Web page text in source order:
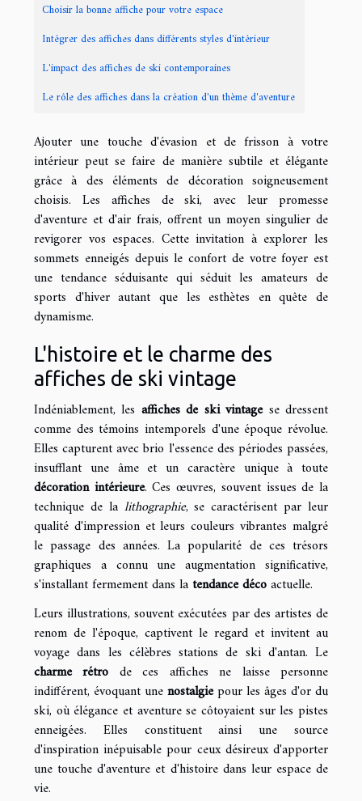
Choisir la bonne affiche pour votre espace
Intégrer des affiches dans différents styles d'intérieur
L'impact des affiches de ski contemporaines
Le rôle des affiches dans la création d'un thème d'aventure
Ajouter une touche d'évasion et de frisson à votre
intérieur peut se faire de manière subtile et élégante
grâce à des éléments de décoration soigneusement
choisis. Les affiches de ski, avec leur promesse
d'aventure et d'air frais, offrent un moyen singulier de
revigorer vos espaces. Cette invitation à explorer les
sommets enneigés depuis le confort de votre foyer est
une tendance séduisante qui séduit les amateurs de
sports d'hiver autant que les esthètes en quête de
dynamisme.
L'histoire et le charme des
affiches de ski vintage
Indéniablement, les affiches de ski vintagese dressent
comme des témoins intemporels d'une époque révolue.
Elles capturent avec brio l'essence des périodes passées,
insufflant une âme et un caractère unique à toute
décoration intérieure. Ces œuvres, souvent issues de la
technique de la lithographie, se caractérisent par leur
qualité d'impression et leurs couleurs vibrantes malgré
le passage des années. La popularité de ces trésors
graphiques a connu une augmentation significative,
s'installant fermement dans latendance décoactuelle.
Leurs illustrations, souvent exécutées par des artistes de
renom de l'époque, captivent le regard et invitent au
voyage dans les célèbres stations de ski d'antan. Le
charme rétro de ces affiches ne laisse personne
indifférent, évoquant unenostalgiepour les âges d'or du
ski, où élégance et aventure se côtoyaient sur les pistes
enneigées. Elles constituent ainsi une source
d'inspiration inépuisable pour ceux désireux d'apporter
une touche d'aventure et d'histoire dans leur espace de
vie.